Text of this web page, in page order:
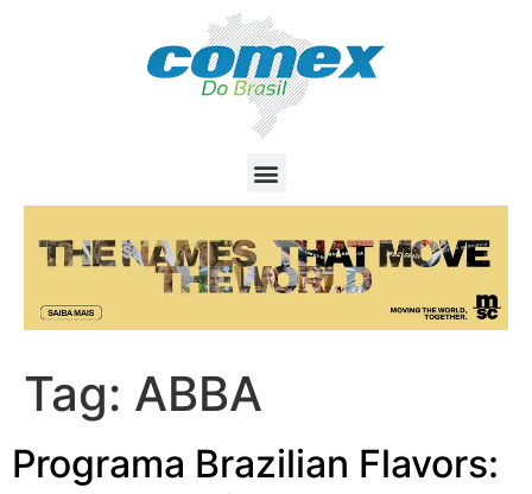
Tag: ABBA
Programa Brazilian Flavors: